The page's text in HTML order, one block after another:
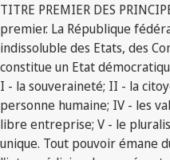
TITRE PREMIER DES
premier. La République
indissoluble des Etats, des
constitue un Etat
I - la souveraineté; II - la
personne humaine; IV - les
libre entreprise; V - le
unique. Tout pouvoir émane